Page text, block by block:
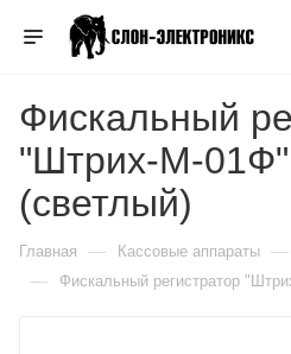
Фискальный
"Штрих-М-
(светлый)
Главная — Кассовые аппараты —
— Фискальный регистратор